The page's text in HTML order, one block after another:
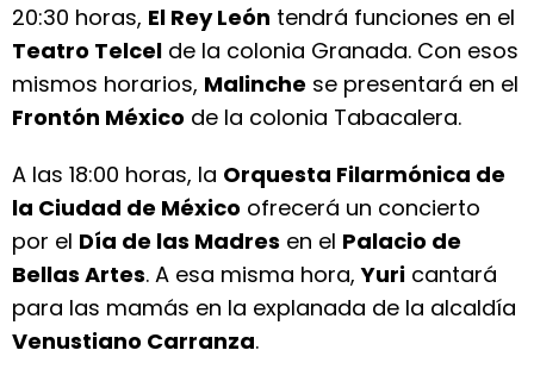
20:30 horas, El Rey León tendrá funciones en el
Teatro Telcel de la colonia Granada. Con esos
mismos horarios, Malinche se presentará en el
Frontón México de la colonia Tabacalera.
A las 18:00 horas, la Orquesta Filarmónica de
la Ciudad de México ofrecerá un concierto
por el Día de las Madres en el Palacio de
Bellas Artes. A esa misma hora,Yuri cantará
para las mamás en la explanada de la alcaldía
Venustiano Carranza.